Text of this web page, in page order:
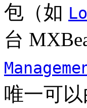
包（如
台
唯一可